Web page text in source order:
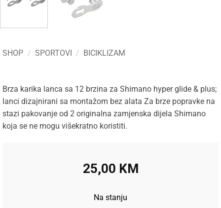
SHOP / SPORTOVI / BICIKLIZAM
Brza karika lanca sa 12 brzina za Shimano hyper glide & plus;
lanci dizajnirani sa montažom bez alata Za brze popravke na
stazi pakovanje od 2 originalna zamjenska dijela Shimano
koja se ne mogu višekratno koristiti.
25,00 KM
Na stanju